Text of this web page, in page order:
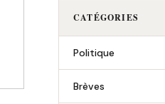
CATÉGORIES
Politique
Brèves